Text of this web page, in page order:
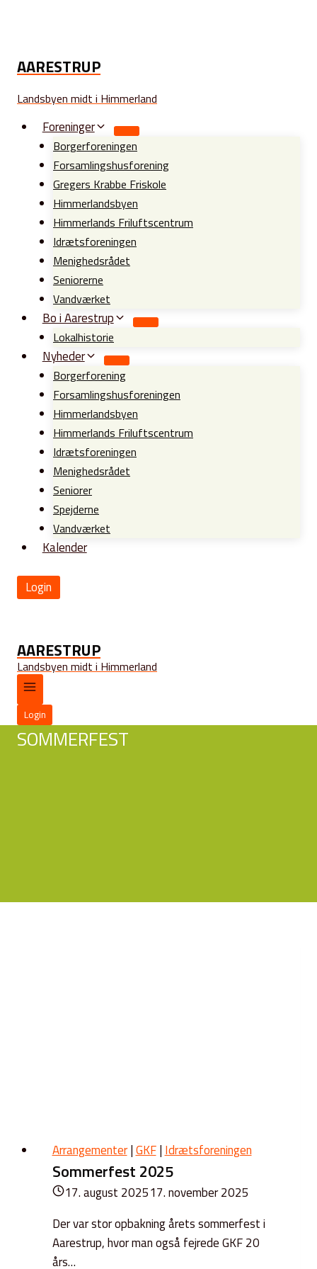
AARESTRUP
Landsbyen midt i Himmerland
Foreninger
Borgerforeningen
Forsamlingshusforening
Gregers Krabbe Friskole
Himmerlandsbyen
Himmerlands Friluftscentrum
Idrætsforeningen
Menighedsrådet
Seniorerne
Vandværket
Bo i Aarestrup
Lokalhistorie
Nyheder
Borgerforening
Forsamlingshusforeningen
Himmerlandsbyen
Himmerlands Friluftscentrum
Idrætsforeningen
Menighedsrådet
Seniorer
Spejderne
Vandværket
Kalender
Login
AARESTRUP
Landsbyen midt i Himmerland
Login
SOMMERFEST
Arrangementer|GKF| Idrætsforeningen
Sommerfest 2025
17. august 202517. november 2025
Der var stor opbakning årets sommerfest i
Aarestrup, hvor man også fejrede GKF 20
års…